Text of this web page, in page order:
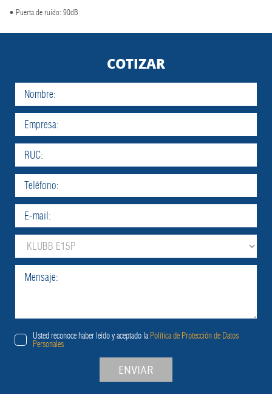
• Puerta de ruido: 90dB
COTIZAR
Usted reconoce haber leído y aceptado la Política de Protección de Datos
Personales
ENVIAR